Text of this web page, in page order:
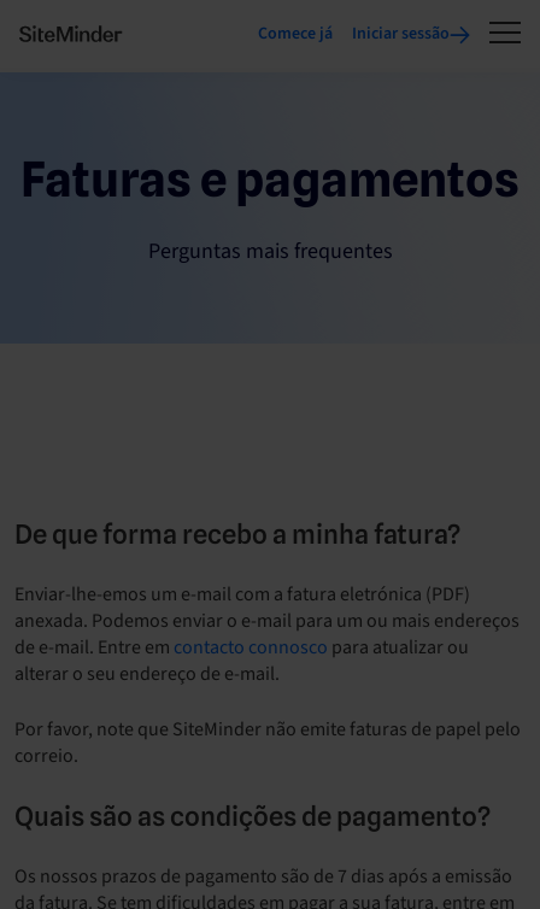
Comece já Iniciar sessão
Faturas e pagamentos
Perguntas mais frequentes
De que forma recebo a minha fatura?
Enviar-lhe-emos um e-mail com a fatura eletrónica (PDF)
anexada. Podemos enviar o e-mail para um ou mais endereços
de e-mail. Entre em contacto connosco para atualizar ou
alterar o seu endereço de e-mail.
Por favor, note que SiteMinder não emite faturas de papel pelo
correio.
Quais são as condições de pagamento?
Os nossos prazos de pagamento são de 7 dias após a emissão
da fatura. Se tem dificuldades em pagar a sua fatura, entre em